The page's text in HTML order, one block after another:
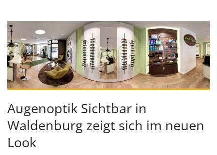
Augenoptik Sichtbar in
Waldenburg zeigt sich im neuen
Look